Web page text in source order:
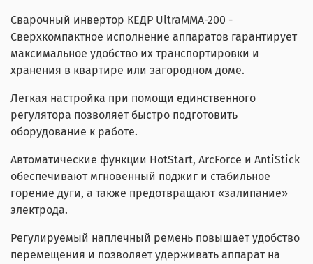
Сварочный инвертор КЕДР UltraММА-200 -
Сверхкомпактное исполнение аппаратов гарантирует
максимальное удобство их транспортировки и
хранения в квартире или загородном доме.
Легкая настройка при помощи единственного
регулятора позволяет быстро подготовить
оборудование к работе.
Автоматические функции HotStart, ArcForce и AntiStick
обеспечивают мгновенный поджиг и стабильное
горение дуги, а также предотвращают «залипание»
электрода.
Регулируемый наплечный ремень повышает удобство
перемещения и позволяет удерживать аппарат на